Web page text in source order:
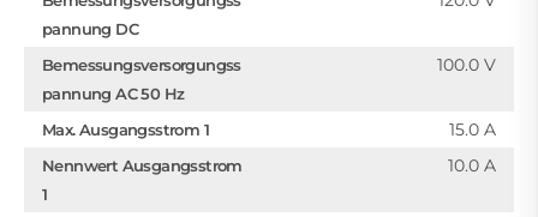
pannung DC
Bemessungsversorgungss
pannung AC 50 Hz
100.0 V
Max. Ausgangsstrom 1 15.0 A
Nennwert Ausgangsstrom
1
10.0 A